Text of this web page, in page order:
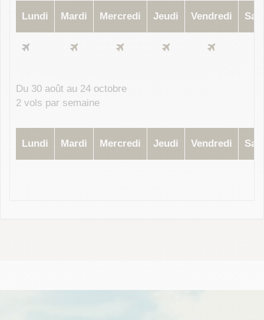
Lundi Mardi Mercredi Jeudi Vendredi
Du 30 août au 24 octobre
2 vols par semaine
Lundi Mardi Mercredi Jeudi Vendredi